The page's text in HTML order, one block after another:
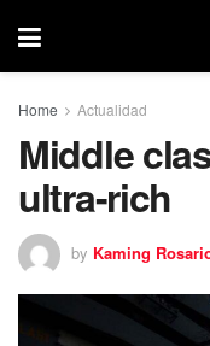
Home Actualidad
Middle
ultra-rich
by Kaming